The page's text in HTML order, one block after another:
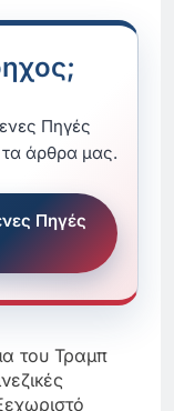
Πηγές
τα άρθρα μας.
Πηγές
του Τραμπ